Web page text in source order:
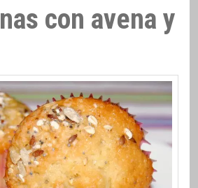
con avena y